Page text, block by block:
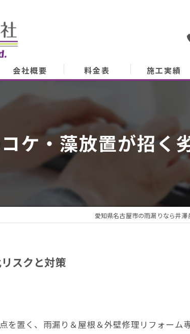
会社概要
会社概要
代表あいさつ
アクセス
料金表 施工実績
ケ・藻放置が招く
愛知県名古屋市の雨漏りなら井
スクと対策
置く、雨漏り＆屋根＆外壁修理リフォーム